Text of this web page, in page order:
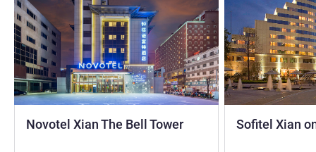
Novotel Xian The Bell Tower4 estrelasSofitel Xian